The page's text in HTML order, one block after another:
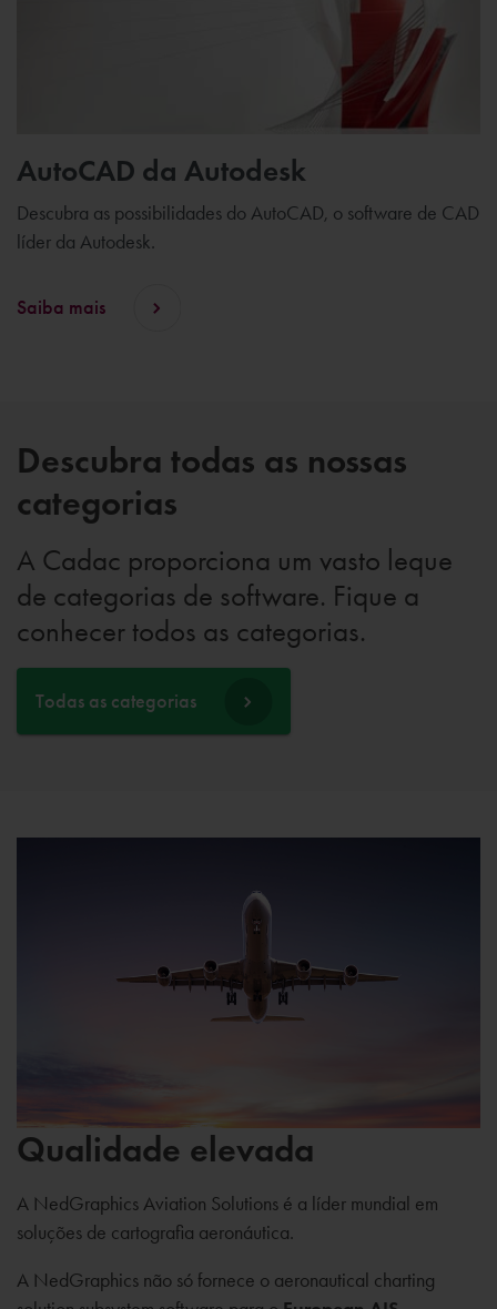
AutoCAD da Autodesk
Descubra as possibilidades do AutoCAD, o software de CAD
líder da Autodesk.
Saiba mais
Descubra todas as nossas
categorias
A Cadac proporciona um vasto leque
de categorias de software. Fique a
conhecer todos as categorias.
Todas as categorias
Qualidade elevada
A NedGraphics Aviation Solutions é a líder mundial em
soluções de cartografia aeronáutica.
A NedGraphics não só fornece o aeronautical charting